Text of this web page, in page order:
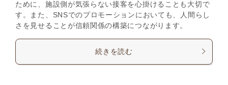
ために、施設側が気張らない接客を心掛けることも大切で
す。また、SNSでのプロモーションにおいても、人間らし
さを見せることが信頼関係の構築につながります。
続きを読む